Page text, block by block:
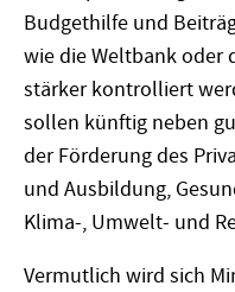
Budgethilfe und
wie die Weltbank oder
stärker kontrolliert
sollen künftig neben
der Förderung des
und Ausbildung,
Klima-, Umwelt- und
Vermutlich wird sich